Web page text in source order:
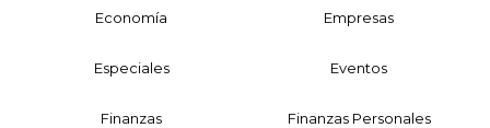
Economía Empresas
Especiales Eventos
Finanzas Finanzas Personales